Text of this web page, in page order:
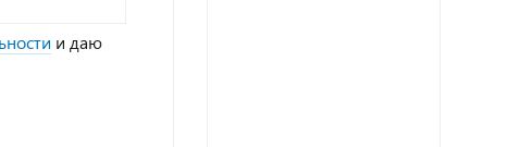
и даю